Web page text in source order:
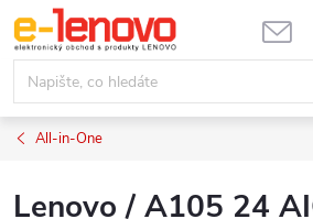
Přejít
na
obsah
All-in-One
Lenovo / A105 24